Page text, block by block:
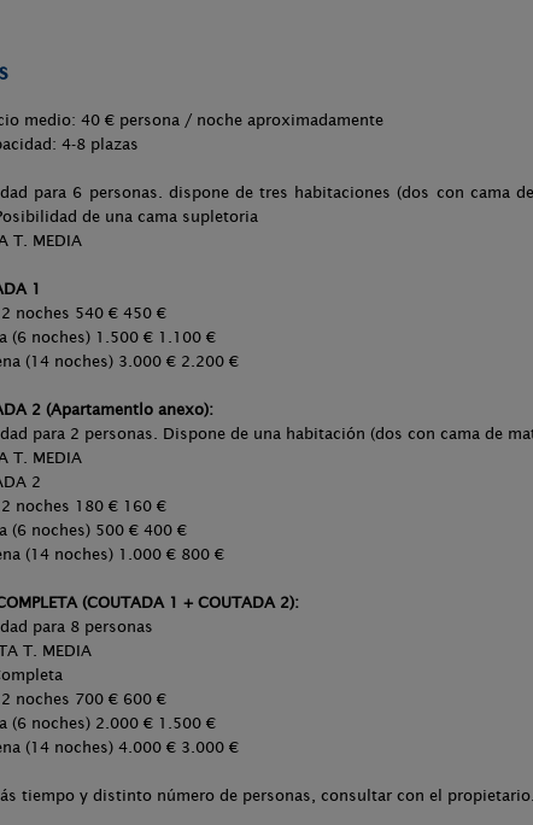
medio: 40 € persona / noche aproximadamente
4-8 plazas
para 6 personas. dispone de tres habitaciones (dos con cama
de una cama supletoria
T. MEDIA
1
noches 540 € 450 €
(6 noches) 1.500 € 1.100 €
(14 noches) 3.000 € 2.200 €
2 (Apartamentlo anexo):
para 2 personas. Dispone de una habitación (dos con cama de
T. MEDIA
2
noches 180 € 160 €
(6 noches) 500 € 400 €
(14 noches) 1.000 € 800 €
(COUTADA 1 + COUTADA 2):
para 8 personas
T. MEDIA
noches 700 € 600 €
(6 noches) 2.000 € 1.500 €
(14 noches) 4.000 € 3.000 €
tiempo y distinto número de personas, consultar con el propietario.